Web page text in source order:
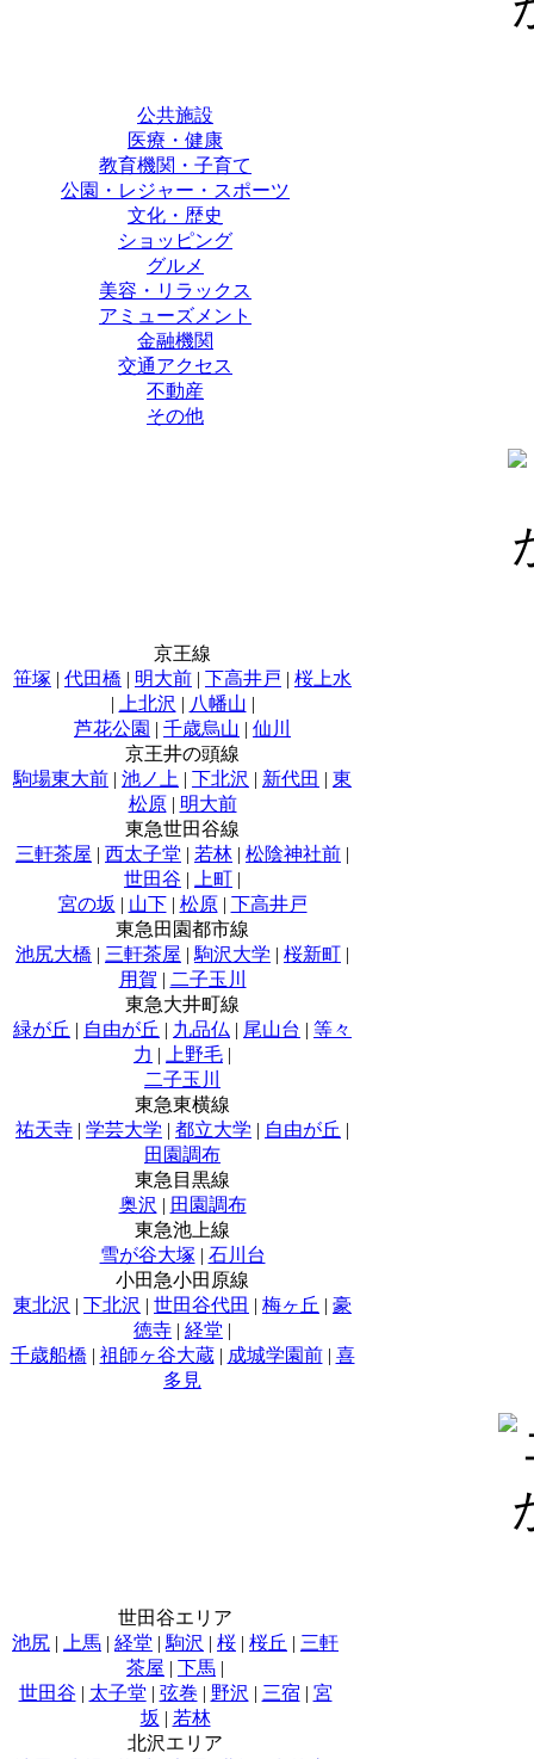
公共施設
医療・健康
教育機関・子育て
公園・レジャー・スポーツ
文化・歴史
ショッピング
グルメ
美容・リラックス
アミューズメント
金融機関
交通アクセス
不動産
その他
京王線
笹塚 | 代田橋 | 明大前 | 下高井戸 | 桜上水
|
上北沢 | 八幡山 |
芦花公園 | 千歳烏山 | 仙川
京王井の頭線
駒場東大前 | 池ノ上 | 下北沢 | 新代田 | 東
松原| 明大前
東急世田谷線
三軒茶屋 | 西太子堂 | 若林 | 松陰神社前 |
世田谷 | 上町 |
宮の坂 | 山下| 松原| 下高井戸
東急田園都市線
池尻大橋 | 三軒茶屋 | 駒沢大学 | 桜新町 |
用賀 | 二子玉川
東急大井町線
緑が丘 | 自由が丘 | 九品仏 | 尾山台 | 等々
力 | 上野毛 |
二子玉川
東急東横線
祐天寺 | 学芸大学 | 都立大学 | 自由が丘 |
田園調布
東急目黒線
奥沢 | 田園調布
東急池上線
雪が谷大塚 | 石川台
小田急小田原線
東北沢 | 下北沢 | 世田谷代田 | 梅ヶ丘 | 豪
徳寺 | 経堂 |
千歳船橋 | 祖師ヶ谷大蔵| 成城学園前| 喜
多見
世田谷エリア
池尻 | 上馬 | 経堂 | 駒沢 | 桜 | 桜丘 | 三軒
茶屋 | 下馬 |
世田谷 | 太子堂 | 弦巻 | 野沢 | 三宿 | 宮
坂 | 若林
北沢エリア